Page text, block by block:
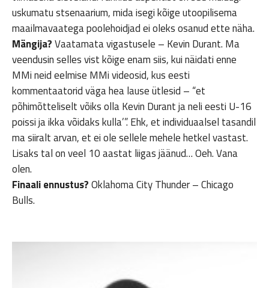
uskumatu stsenaarium, mida isegi kõige utoopilisema
maailmavaatega poolehoidjad ei oleks osanud ette näha.
Mängija?Vaatamata vigastusele – Kevin Durant. Ma
veendusin selles vist kõige enam siis, kui näidati enne
MMi neid eelmise MMi videosid, kus eesti
kommentaatorid väga hea lause ütlesid – “et
põhimõtteliselt võiks olla Kevin Durant ja neli eesti U-16
poissi ja ikka võidaks kulla’”. Ehk, et individuaalsel tasandil
ma siiralt arvan, et ei ole sellele mehele hetkel vastast.
Lisaks tal on veel 10 aastat liigas jäänud… Oeh. Vana
olen.
Finaali ennustus?Oklahoma City Thunder – Chicago
Bulls.